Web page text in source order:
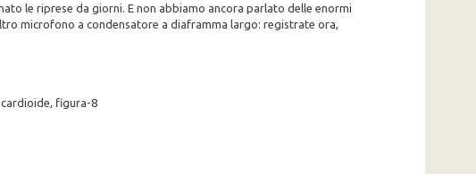
le riprese da giorni. E non abbiamo ancora parlato delle enormi
microfono a condensatore a diaframma largo: registrate ora,
figura-8